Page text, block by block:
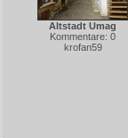
Altstadt Umag
Kommentare: 0
krofan59